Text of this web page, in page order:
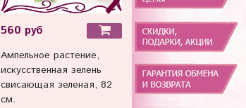
560 руб
Ампельное растение,
искусственная зелень
свисающая зеленая, 82
см.
от 80 руб
Сургуч - свеча для
печати с фитилем,
13,2*1,1 см , 1 шт.